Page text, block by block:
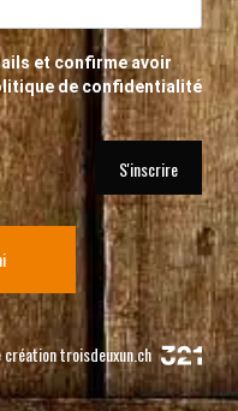
et confirme avoir
de confidentialité
S'inscrire
créationtroisdeuxun.ch